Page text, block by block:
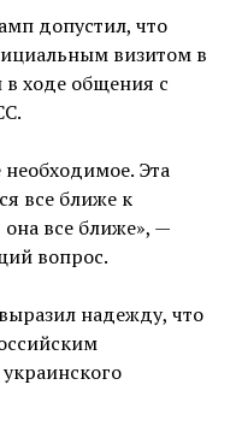
допустил, что
визитом в
в ходе общения с
Эта
все ближе к
все ближе», —
вопрос.
надежду, что